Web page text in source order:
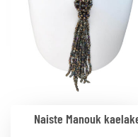
Naiste Manouk